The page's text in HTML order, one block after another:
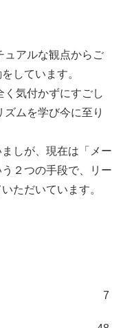
ュアルな観点からご
しています。
気付かずにすごし
ムを学び今に至り
しが、現在は「メー
２つの手段で、リー
ただいています。
7